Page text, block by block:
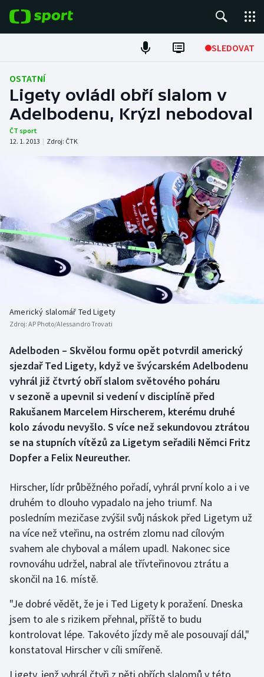
SLEDOVAT
Fotbal
Hokej
Tenis
Atletika
DALŠÍ SPORTY
Americký fotbal
Baseball a softbal
Biatlon
Boby a skeleton
Box
Curling
Dostihy
Futsal
Golf
Gymnastika
Házená
Judo
Krasobruslení
NEPŘEHLÉDNĚTE
Soutěže
Aplikace ČT sport
AZ kvíz
OSTATNÍ
Ligety ovládl obří slalom v
Adelbodenu, Krýzl nebodoval
ČT sport
12. 1. 2013 | Zdroj: ČTK
Americký slalomář Ted Ligety
Zdroj: AP Photo/Alessandro Trovati
Adelboden – Skvělou formu opět potvrdil americký
sjezdař Ted Ligety, když ve švýcarském Adelbodenu
vyhrál již čtvrtý obří slalom světového poháru
v sezoně a upevnil si vedení v disciplíně před
Rakušanem Marcelem Hirscherem, kterému druhé
kolo závodu nevyšlo. S více než sekundovou ztrátou
se na stupních vítězů za Ligetym seřadili Němci Fritz
Dopfer a Felix Neureuther.
Hirscher, lídr průběžného pořadí, vyhrál první kolo a i ve
druhém to dlouho vypadalo na jeho triumf. Na
posledním mezičase zvýšil svůj náskok před Ligetym už
na více než vteřinu, na ostrém zlomu nad cílovým
svahem ale chyboval a málem upadl. Nakonec sice
rovnováhu udržel, nabral ale třívteřinovou ztrátu a
skončil na 16. místě.
"Je dobré vědět, že je i Ted Ligety k poražení. Dneska
jsem to ale s rizikem přehnal, příště to budu
kontrolovat lépe. Takovéto jízdy mě ale posouvají dál,"
konstatoval Hirscher v cíli smířeně.